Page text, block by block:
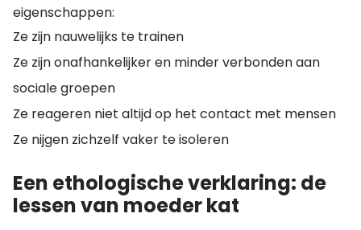
eigenschappen:
Ze zijn nauwelijks te trainen
Ze zijn onafhankelijker en minder verbonden aan
sociale groepen
Ze reageren niet altijd op het contact met mensen
Ze nijgen zichzelf vaker te isoleren
Een ethologische verklaring: de
lessen van moeder kat